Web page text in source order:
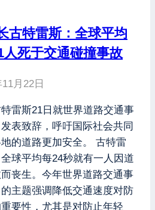
古特雷斯：全球平均
人死于交通碰撞事故
月22日
雷斯21日就世界道路交通事
表致辞，呼吁国际社会共同
的道路更加安全。 古特雷
球平均每24秒就有一人因道
丧生。今年世界道路交通事
主题强调降低交通速度对防
要性，尤其是对防止年轻